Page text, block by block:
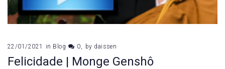
22/01/2021 in Blog 0 by daissen
Felicidade | Monge Genshô